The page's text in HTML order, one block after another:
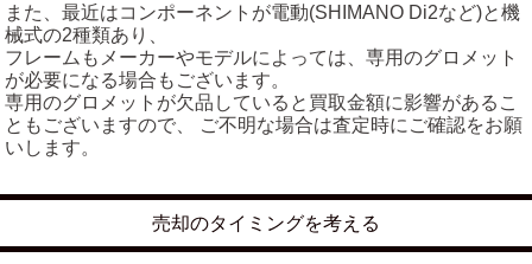
また、最近はコンポーネントが電動(SHIMANO Di2など)と機
械式の2種類あり、
フレームもメーカーやモデルによっては、専用のグロメット
が必要になる場合もございます。
専用のグロメットが欠品していると買取金額に影響があるこ
ともございますので、 ご不明な場合は査定時にご確認をお願
いします。
売却のタイミングを考える